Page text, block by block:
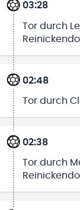
03:28
Tor durch
02:48
Tor durch
02:38
Tor durch